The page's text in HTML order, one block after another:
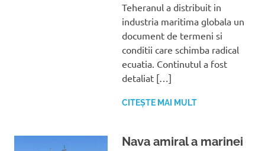
Teheranul a distribuit in
industria maritima globala un
document de termeni si
conditii care schimba radical
ecuatia. Continutul a fost
detaliat […]
CITEȘTE MAI MULT
Nava amiral a marinei